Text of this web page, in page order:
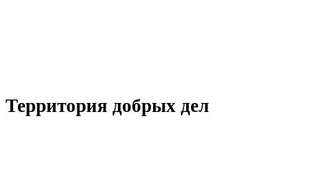
Территория добрых дел